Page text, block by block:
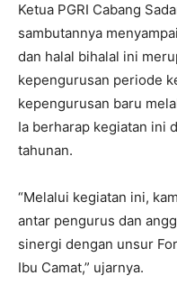
Ketua PGRI Cabang
sambutannya
dan halal bihalal ini
kepengurusan periode
kepengurusan baru
Ia berharap kegiatan ini
tahunan.
“Melalui kegiatan ini,
antar pengurus dan
sinergi dengan unsur
Ibu Camat,” ujarnya.